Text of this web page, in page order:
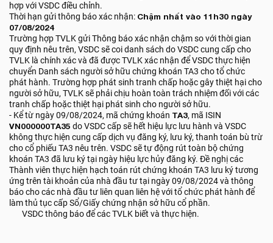
hợp với VSDC điều chỉnh.
Thời hạn gửi thông báo xác nhận: Chậm nhất vào 11h30 ngày
07/08/2024
Trường hợp TVLK gửi Thông báo xác nhận chậm so với thời gian
quy định nêu trên, VSDC sẽ coi danh sách do VSDC cung cấp cho
TVLK là chính xác và đã được TVLK xác nhận để VSDC thực hiện
chuyển Danh sách người sở hữu chứng khoán TA3 cho tổ chức
phát hành. Trường hợp phát sinh tranh chấp hoặc gây thiệt hại cho
người sở hữu, TVLK sẽ phải chịu hoàn toàn trách nhiệm đối với các
tranh chấp hoặc thiệt hại phát sinh cho người sở hữu.
- Kể từ ngày 09/08/2024, mã chứng khoán TA3, mã ISIN
VN000000TA35 do VSDC cấp sẽ hết hiệu lực lưu hành và VSDC
không thực hiện cung cấp dịch vụ đăng ký, lưu ký, thanh toán bù trừ
cho cổ phiếu TA3 nêu trên. VSDC sẽ tự động rút toàn bộ chứng
khoán TA3 đã lưu ký tại ngày hiệu lực hủy đăng ký. Đề nghị các
Thành viên thực hiện hạch toán rút chứng khoán TA3 lưu ký tương
ứng trên tài khoản của nhà đầu tư tại ngày 09/08/2024 và thông
báo cho các nhà đầu tư liên quan liên hệ với tổ chức phát hành để
làm thủ tục cấp Sổ/Giấy chứng nhận sở hữu cổ phần.
VSDC thông báo để các TVLK biết và thực hiện.